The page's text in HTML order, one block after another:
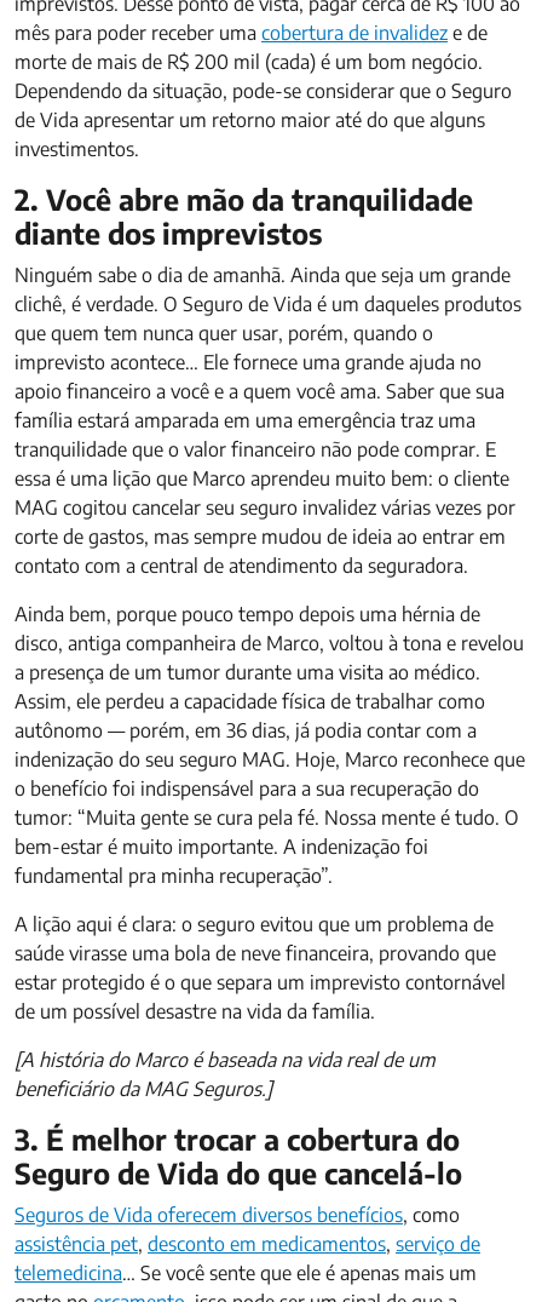
mês para poder receber uma cobertura de invalidez e de
morte de mais de R$ 200 mil (cada) é um bom negócio.
Dependendo da situação, pode-se considerar que o Seguro
de Vida apresentar um retorno maior até do que alguns
investimentos.
2. Você abre mão da tranquilidade
diante dos imprevistos
Ninguém sabe o dia de amanhã. Ainda que seja um grande
clichê, é verdade. O Seguro de Vida é um daqueles produtos
que quem tem nunca quer usar, porém, quando o
imprevisto acontece… Ele fornece uma grande ajuda no
apoio financeiro a você e a quem você ama. Saber que sua
família estará amparada em uma emergência traz uma
tranquilidade que o valor financeiro não pode comprar. E
essa é uma lição que Marco aprendeu muito bem: o cliente
MAG cogitou cancelar seu seguro invalidez várias vezes por
corte de gastos, mas sempre mudou de ideia ao entrar em
contato com a central de atendimento da seguradora.
Ainda bem, porque pouco tempo depois uma hérnia de
disco, antiga companheira de Marco, voltou à tona e revelou
a presença de um tumor durante uma visita ao médico.
Assim, ele perdeu a capacidade física de trabalhar como
autônomo — porém, em 36 dias, já podia contar com a
indenização do seu seguro MAG. Hoje, Marco reconhece que
o benefício foi indispensável para a sua recuperação do
tumor: “Muita gente se cura pela fé. Nossa mente é tudo. O
bem-estar é muito importante. A indenização foi
fundamental pra minha recuperação”.
A lição aqui é clara: o seguro evitou que um problema de
saúde virasse uma bola de neve financeira, provando que
estar protegido é o que separa um imprevisto contornável
de um possível desastre na vida da família.
[A história do Marco é baseada na vida real de um
beneficiário da MAG Seguros.]
3. É melhor trocar a cobertura do
Seguro de Vida do que cancelá-lo
Seguros de Vida oferecem diversos benefícios, como
assistência pet, desconto em medicamentos, serviço de
telemedicina… Se você sente que ele é apenas mais um